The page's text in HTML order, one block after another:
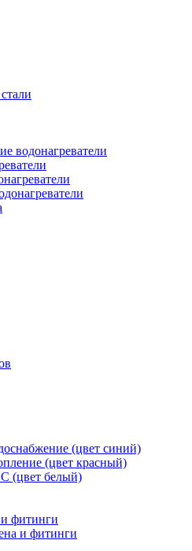
водонагреватели
(цвет синий)
(цвет красный)
(цвет белый)
фитинги
и фитинги